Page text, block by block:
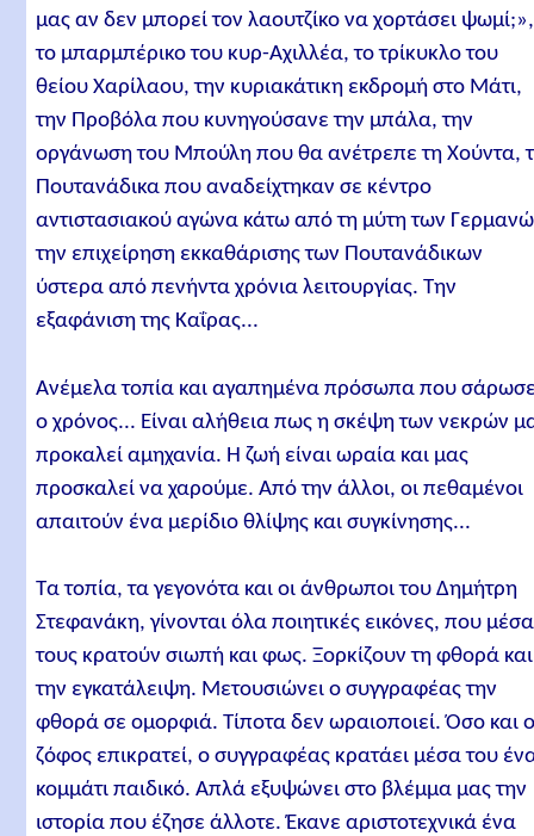
μας αν δεν μπορεί τον λαουτζίκο να χορτάσει ψωμί;»,
το μπαρμπέρικο του κυρ-Αχιλλέα, το τρίκυκλο του
θείου Χαρίλαου, την κυριακάτικη εκδρομή στο Μάτι,
την Προβόλα που κυνηγούσανε την μπάλα, την
οργάνωση του Μπούλη που θα ανέτρεπε τη Χούντα,
Πουτανάδικα που αναδείχτηκαν σε κέντρο
αντιστασιακού αγώνα κάτω από τη μύτη των
την επιχείρηση εκκαθάρισης των Πουτανάδικων
ύστερα από πενήντα χρόνια λειτουργίας. Την
εξαφάνιση της Καΐρας...
Ανέμελα τοπία και αγαπημένα πρόσωπα που
ο χρόνος... Είναι αλήθεια πως η σκέψη των νεκρών
προκαλεί αμηχανία. Η ζωή είναι ωραία και μας
προσκαλεί να χαρούμε. Από την άλλοι, οι πεθαμένοι
απαιτούν ένα μερίδιο θλίψης και συγκίνησης...
Τα τοπία, τα γεγονότα και οι άνθρωποι του Δημήτρη
Στεφανάκη, γίνονται όλα ποιητικές εικόνες, που μέσα
τους κρατούν σιωπή και φως. Ξορκίζουν τη φθορά και
την εγκατάλειψη. Μετουσιώνει ο συγγραφέας την
φθορά σε ομορφιά. Τίποτα δεν ωραιοποιεί. Όσο και
ζόφος επικρατεί, ο συγγραφέας κρατάει μέσα του
κομμάτι παιδικό. Απλά εξυψώνει στο βλέμμα μας την
ιστορία που έζησε άλλοτε. Έκανε αριστοτεχνικά ένα